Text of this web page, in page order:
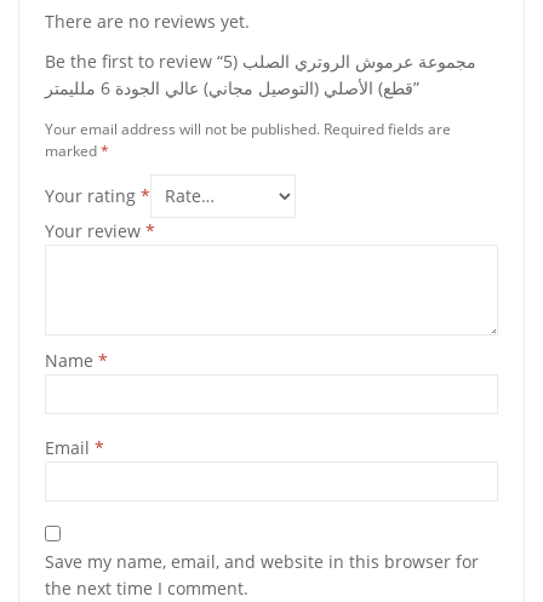
There are no reviews yet.
Be the first to review “مجموعة عرموش الروتري الصلب (5
قطع) الأصلي (التوصيل مجاني) عالي الجودة 6 ملليمتر”
Your email address will not be published. Required fields are
marked*
Your rating *
Your review *
Name *
Email *
Save my name, email, and website in this browser for
the next time I comment.